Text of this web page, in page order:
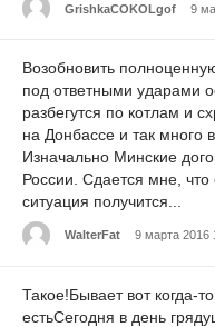
GrishkaCOKOLgof 9
Возобновить
под ответными ударами
разбегутся по котлам и
на Донбассе и так много
Изначально Минские
России. Сдается мне,
ситуация получится...
WalterFat 9 марта 2016
Такое!Бывает вот когда-
естьСегодня в день